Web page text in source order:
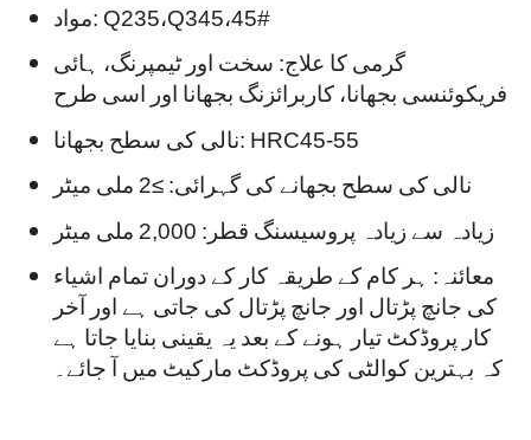
مواد: Q235،Q345،45#
گرمی کا علاج: سخت اور ٹیمپرنگ، ہائی
فریکوئنسی بجھانا، کاربرائزنگ بجھانا اور اسی طرح
نالی کی سطح بجھانا: HRC45-55
نالی کی سطح بجھانے کی گہرائی: ≥2 ملی میٹر
زیادہ سے زیادہ پروسیسنگ قطر: 2,000 ملی میٹر
معائنہ: ہر کام کے طریقہ کار کے دوران تمام اشیاء
کی جانچ پڑتال اور جانچ پڑتال کی جاتی ہے اور آخر
کار پروڈکٹ تیار ہونے کے بعد یہ یقینی بنایا جاتا ہے
کہ بہترین کوالٹی کی پروڈکٹ مارکیٹ میں آ جائے۔